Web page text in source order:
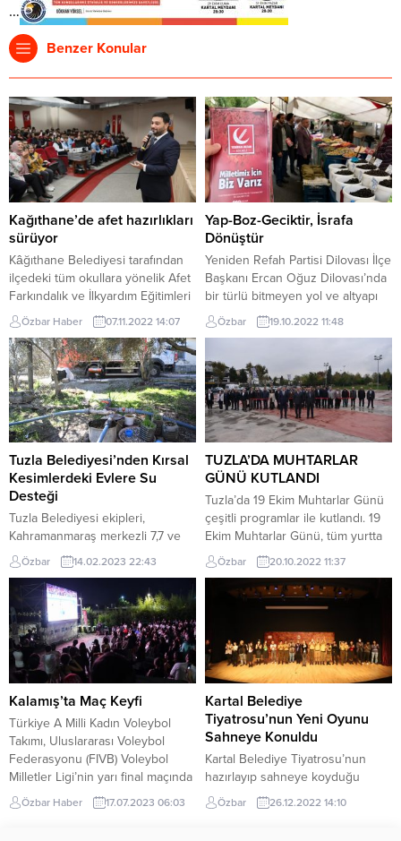
…
Benzer Konular
Kağıthane’de afet hazırlıkları
sürüyor
Kâğıthane Belediyesi tarafından
ilçedeki tüm okullara yönelik Afet
Farkındalık ve İlkyardım Eğitimleri
düzenleniyor. Deprem başta
olmak üzere doğal afetler
dünyanın bir gerçeği. Afet
durumlarında en çok kayıplar
tedbirsizlik nedeniyle
gerçekleşiyor. Kâğıthane
Belediyesi, afet gerçeğini
öğrencilere anlatmak, farkındalık
oluşturmak ve alınabilecek
tedbirler hakkında bilgi vermek
amacıyla ilçedeki 80 okulda
eğitimler düzenliyor....
Özbar Haber 07.11.2022 14:07
Yap-Boz-Geciktir, İsrafa
Dönüştür
Yeniden Refah Partisi Dilovası İlçe
Başkanı Ercan Oğuz Dilovası’nda
bir türlü bitmeyen yol ve altyapı
çalışmalarına tepki gösterdi.
Başkan Oğuz, Dilovası
çalışmalarını bile eline yüzüne
bulaştırdığını ifade ederek son
dönemlerin en sıkıntılı süreci
olarak değerlendirdi. HİZMET
DEĞİL! İŞKENCE VE ÇİLE
ÜRETİYORLAR Oğuz
açıklamalarında şunları kaydetti;
Dilovası ilçemiz...
Özbar 19.10.2022 11:48
Tuzla Belediyesi’nden Kırsal
Kesimlerdeki Evlere Su
Desteği
Tuzla Belediyesi ekipleri,
Kahramanmaraş merkezli 7,7 ve
7,6 merkezli depremin 9’uncu
gününde bölgedeki çalışmalarını
aralıksız sürdürüyor. Tuzla
Belediyesi, 121 araç ve 126
personel ile deprem
bölgelerindeki çalışmalarını hem
yerleşim yerlerinde hem de kırsal
kesimlerde gerçekleştiriyor. Bu
kapsamda Tuzla Belediyesi su
tankeri aracı, kırsal kesimlere
giderek su depolarına temiz su
taşıyor....
Özbar 14.02.2023 22:43
TUZLA’DA MUHTARLAR
GÜNÜ KUTLANDI
Tuzla’da 19 Ekim Muhtarlar Günü
çeşitli programlar ile kutlandı. 19
Ekim Muhtarlar Günü, tüm yurtta
olduğu gibi Tuzla’da da çeşitli
programlar ile kutlandı. Bu
kapsamda ilk program Tuzla Sahil
Tören Alanı’nda gerçekleştirildi.
Kaymakamı Ali Akça, Tuzla
Belediye Başkanı Dr. Şadi
Yazıcı’ya vekâleten Belediye
Başkan Yardımcısı Dr. Turgut...
Özbar 20.10.2022 11:37
Kalamış’ta Maç Keyfi
Türkiye A Milli Kadın Voleybol
Takımı, Uluslararası Voleybol
Federasyonu (FIVB) Voleybol
Milletler Ligi’nin yarı final maçında
ev sahibi ABD ile karşı karşıya
geldi. Filenin Sultanları ABD’de
Özbar Haber 17.07.2023 06:03
Kartal Belediye
Tiyatrosu’nun Yeni Oyunu
Sahneye Konuldu
Kartal Belediye Tiyatrosu’nun
hazırlayıp sahneye koyduğu
“Adam Adamdır” adlı tiyatro
oyununun galası, Soğanlık Kültür
Özbar 26.12.2022 14:10